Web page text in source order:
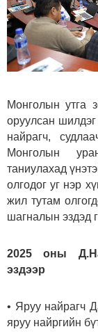
Монголын утга
оруулсан шилдэг
найрагч,
Монголын
таниулахад
олгодог уг нэр
жил тутам
шагналын эздэд
2025 оны
эздээр
• Яруу найрагч
яруу найргийн